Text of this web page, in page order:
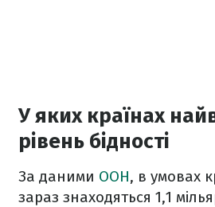
У яких країнах
рівень бідності
За даними ООН, в умовах
зараз знаходяться 1,1